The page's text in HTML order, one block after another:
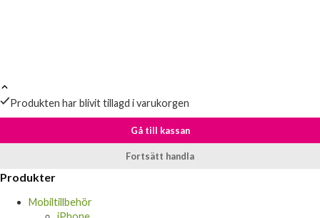
Produkten har blivit tillagd i varukorgen
Gå till kassan
Fortsätt handla
Produkter
Mobiltillbehör